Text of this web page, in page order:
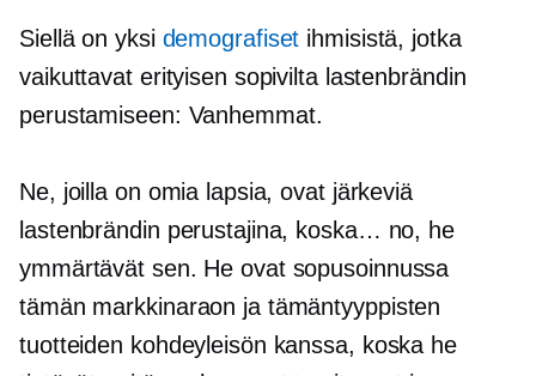
Siellä on yksi demografiset ihmisistä, jotka
vaikuttavat erityisen sopivilta lastenbrändin
perustamiseen: Vanhemmat.
Ne, joilla on omia lapsia, ovat järkeviä
lastenbrändin perustajina, koska… no, he
ymmärtävät sen. He ovat sopusoinnussa
tämän markkinaraon ja tämäntyyppisten
tuotteiden kohdeyleisön kanssa, koska he